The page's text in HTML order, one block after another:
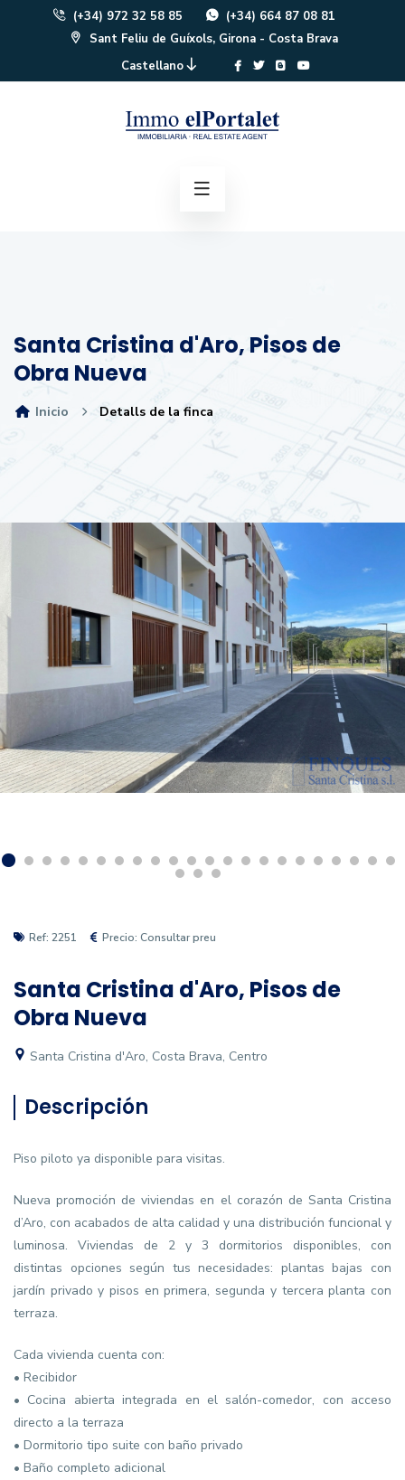
(+34) 972 32 58 85
(+34) 664 87 08 81
Sant Feliu de Guíxols, Girona - Costa Brava
Castellano
Santa Cristina d'Aro, Pisos de
Obra Nueva
Inicio Detalls de la finca
Ref: 2251 Precio: Consultar preu
Santa Cristina d'Aro, Pisos de
Obra Nueva
Santa Cristina d'Aro, Costa Brava, Centro
Descripción
Piso piloto ya disponible para visitas.
Nueva promoción de viviendas en el corazón de Santa Cristina
d’Aro, con acabados de alta calidad y una distribución funcional y
luminosa. Viviendas de 2 y 3 dormitorios disponibles, con
distintas opciones según tus necesidades: plantas bajas con
jardín privado y pisos en primera, segunda y tercera planta con
terraza.
Cada vivienda cuenta con:
• Recibidor
• Cocina abierta integrada en el salón-comedor, con acceso
directo a la terraza
• Dormitorio tipo suite con baño privado
• Baño completo adicional